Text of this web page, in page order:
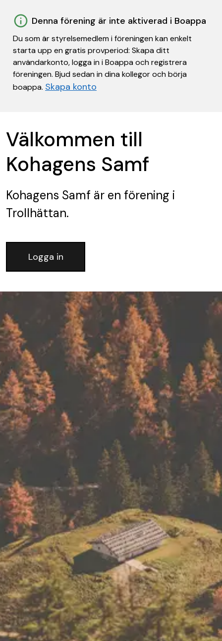
Denna förening är inte aktiverad i Boappa
Du som är styrelsemedlem i föreningen kan enkelt
starta upp en gratis provperiod: Skapa ditt
användarkonto, logga in i Boappa och registrera
föreningen. Bjud sedan in dina kollegor och börja
boappa. Skapa konto
Välkommen till
Kohagens Samf
Kohagens Samf är en förening i
Trollhättan.
Logga in